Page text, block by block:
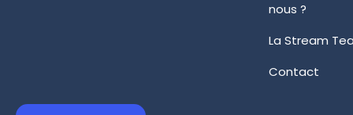
nous ?
La Stream
Contact